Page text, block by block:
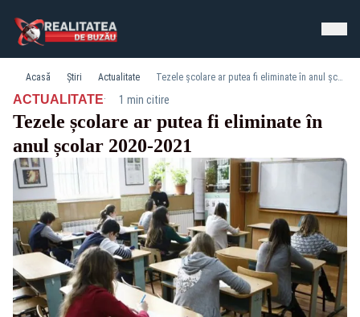
Acasă Știri Actualitate Tezele școlare ar putea fi eliminate în anul școlar 2020-2021
ACTUALITATE· 1 min citire
Tezele școlare ar putea fi eliminate în
anul școlar 2020-2021